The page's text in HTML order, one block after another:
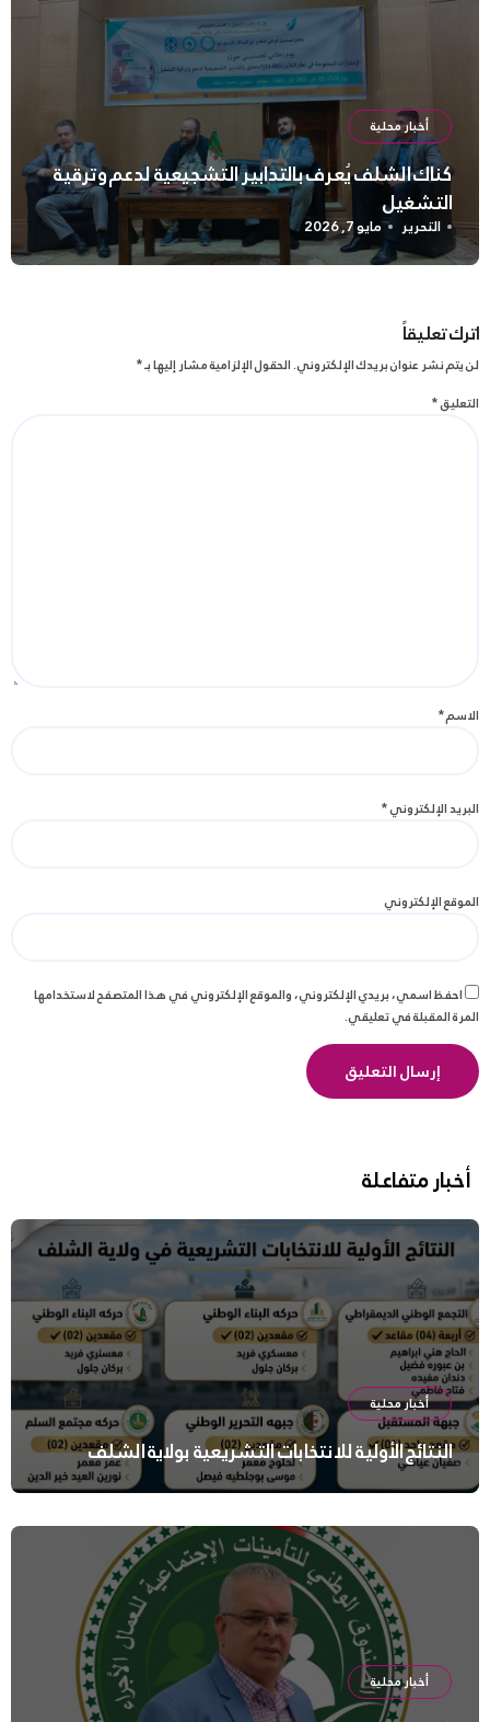
أخبار محلية
كناك الشلف يُعرف بالتدابير التشجيعية لدعم وترقية
التشغيل
التحرير مايو 7, 2026
اترك تعليقاً
لن يتم نشر عنوان بريدك الإلكتروني.الحقول الإلزامية مشار إليها بـ*
التعليق*
الاسم*
البريد الإلكتروني*
الموقع الإلكتروني
احفظ اسمي، بريدي الإلكتروني، والموقع الإلكتروني في هذا المتصفح لاستخدامها
المرة المقبلة في تعليقي.
أخبار متفاعلة
أخبار محلية
النتائج الأولية للانتخابات التشريعية بولاية الشلف
أخبار محلية